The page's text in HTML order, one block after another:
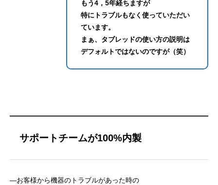
もう4，5年経ちますが
特にトラブルもなく 使っていただい
ています。
まぁ、タブレッドの使い方の説明は
デフォルトではないのですが（笑）
サポートチームが100%内製
—お客様から機器のトラブルがあった時の